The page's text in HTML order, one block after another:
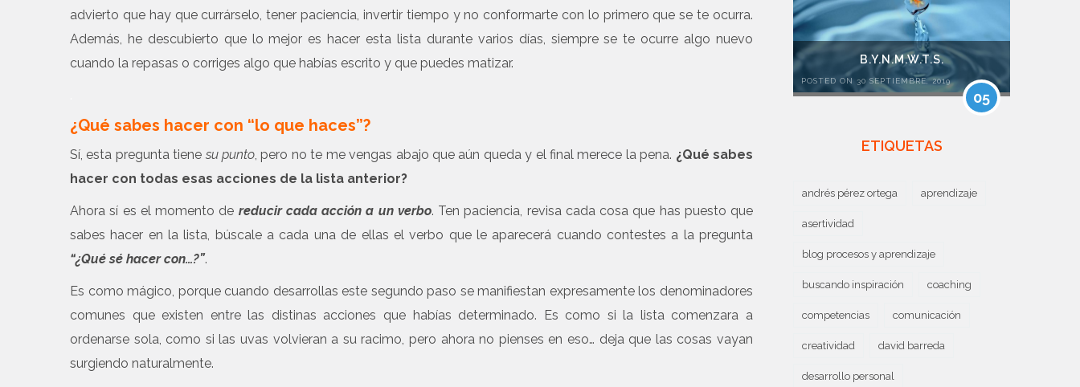
advierto que hay que currárselo, tener paciencia, invertir tiempo y no conformarte con lo primero que se te ocurra.
Además, he descubierto que lo mejor es hacer esta lista durante varios días, siempre se te ocurre algo nuevo
cuando la repasas o corriges algo que habías escrito y que puedes matizar.
¿Qué sabes hacer con “lo que haces”?
Sí, esta pregunta tiene su punto, pero no te me vengas abajo que aún queda y el final merece la pena. ¿Qué sabes
hacer con todas esas acciones de la lista anterior?
Ahora sí es el momento de reducir cada acción a un verbo. Ten paciencia, revisa cada cosa que has puesto que
sabes hacer en la lista, búscale a cada una de ellas el verbo que le aparecerá cuando contestes a la pregunta
“¿Qué sé hacer con…?”.
Es como mágico, porque cuando desarrollas este segundo paso se manifiestan expresamente los denominadores
comunes que existen entre las distinas acciones que habías determinado. Es como si la lista comenzara a
ordenarse sola, como si las uvas volvieran a su racimo, pero ahora no pienses en eso… deja que las cosas vayan
surgiendo naturalmente.
B.Y.N.M.W.T.S.
POSTED ON 30 SEPTIEMBRE, 2019
05
ETIQUETAS
andrés pérez ortega aprendizaje
asertividad
blog procesos y aprendizaje
buscando inspiración coaching
competencias comunicación
creatividad david barreda
desarrollo personal